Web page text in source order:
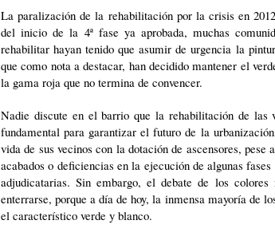
La paralización de la rehabilitación por la crisis en
del inicio de la 4ª fase ya aprobada, muchas
rehabilitar hayan tenido que asumir de urgencia la
que como nota a destacar, han decidido mantener el
la gama roja que no termina de convencer.
Nadie discute en el barrio que la rehabilitación de las
fundamental para garantizar el futuro de la
vida de sus vecinos con la dotación de ascensores, pese
acabados o deficiencias en la ejecución de algunas
adjudicatarias. Sin embargo, el debate de los
enterrarse, porque a día de hoy, la inmensa mayoría de
el característico verde y blanco.